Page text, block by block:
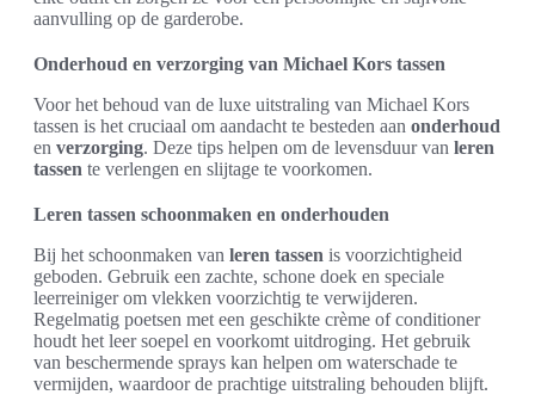
aanvulling op de garderobe.
Onderhoud en verzorging van Michael Kors tassen
Voor het behoud van de luxe uitstraling van Michael Kors
tassen is het cruciaal om aandacht te besteden aan onderhoud
en verzorging. Deze tips helpen om de levensduur van leren
tassen te verlengen en slijtage te voorkomen.
Leren tassen schoonmaken en onderhouden
Bij het schoonmaken van leren tassen is voorzichtigheid
geboden. Gebruik een zachte, schone doek en speciale
leerreiniger om vlekken voorzichtig te verwijderen.
Regelmatig poetsen met een geschikte crème of conditioner
houdt het leer soepel en voorkomt uitdroging. Het gebruik
van beschermende sprays kan helpen om waterschade te
vermijden, waardoor de prachtige uitstraling behouden blijft.